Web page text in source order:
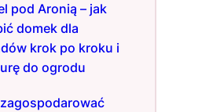
pod Aronią – jak
domek dla
krok po kroku i
do ogrodu